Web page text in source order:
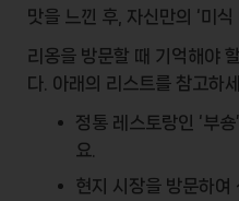
맛을 느낀 후, 자신만의 ‘미
리옹을 방문할 때 기억해야
다. 아래의 리스트를 참고하
정통 레스토랑인 ‘부
요.
현지 시장을 방문하여